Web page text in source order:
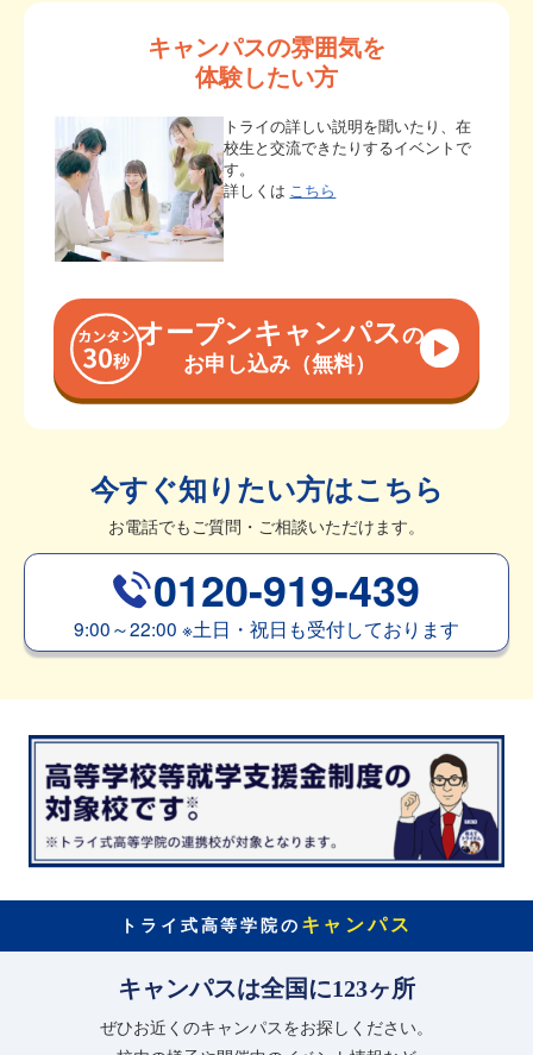
キャンパスの雰囲気を
体験したい方
トライの詳しい説明を聞いたり、在
校生と交流できたりするイベントで
す。
詳しくは こちら
オープンキャンパスの
お申し込み（無料）
今すぐ知りたい方はこちら
お電話でもご質問・ご相談いただけます。
0120-919-439
9:00～22:00 ※土日・祝日も受付しております
トライ式高等学院の キャンパス
キャンパスは全国に123ヶ所
ぜひお近くのキャンパスをお探しください。